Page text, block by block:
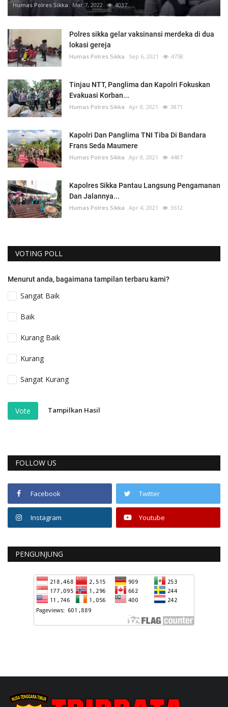
Humas Polres Sikka Mar 7, 2022 4037
Polres sikka gelar vaksinansi merdeka di dua
lokasi gereja
Humas Polres Sikka Sep 6, 2021 4758
Tinjau NTT, Panglima dan Kapolri Fokuskan
Evakuasi Korban...
Humas Polres Sikka Apr 8, 2021 3871
Kapolri Dan Panglima TNI Tiba Di Bandara
Frans Seda Maumere
Humas Polres Sikka Apr 8, 2021 4487
Kapolres Sikka Pantau Langsung Pengamanan
Dan Jalannya...
Humas Polres Sikka Apr 4, 2021 3612
VOTING POLL
Menurut anda, bagaimana tampilan terbaru kami?
Sangat Baik
Baik
Kurang Baik
Kurang
Sangat Kurang
Vote Tampilkan Hasil
FOLLOW US
Facebook Twitter
Instagram Youtube
PENGUNJUNG